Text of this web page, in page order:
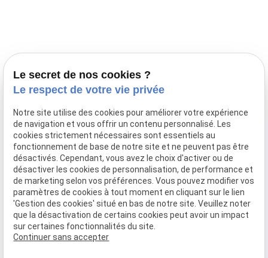
03 28 68 82 00
06 80 84 45 90
Adresse
10, chemin de Cassel
59470 BOLLEZEELE
Horaires
09:00 - 17:00
Lundi - Samedi
Le secret de nos cookies ?
Le respect de votre vie privée
Notre site utilise des cookies pour améliorer votre expérience
de navigation et vous offrir un contenu personnalisé. Les
cookies strictement nécessaires sont essentiels au
fonctionnement de base de notre site et ne peuvent pas être
désactivés. Cependant, vous avez le choix d'activer ou de
désactiver les cookies de personnalisation, de performance et
de marketing selon vos préférences. Vous pouvez modifier vos
paramètres de cookies à tout moment en cliquant sur le lien
'Gestion des cookies' situé en bas de notre site. Veuillez noter
que la désactivation de certains cookies peut avoir un impact
sur certaines fonctionnalités du site.
Continuer sans accepter